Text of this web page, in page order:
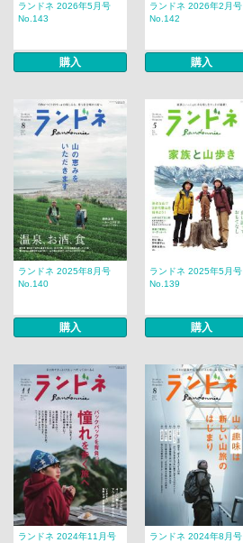
ランドネ 2026年5月号
No.143
購入
ランドネ 2026年2月号
No.142
購入
ランドネ 2025年8月号
No.140
購入
ランドネ 2025年5月号
No.139
購入
ランドネ 2024年11月号 ランドネ 2024年8月号